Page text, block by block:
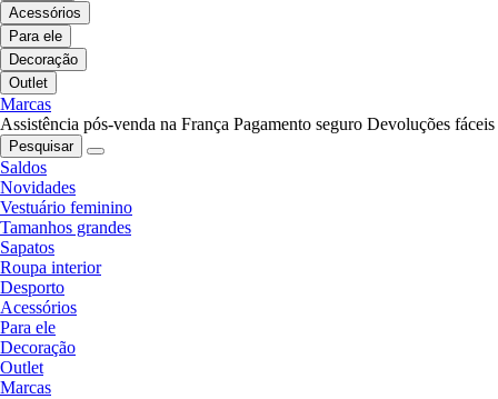
Acessórios
Para ele
Decoração
Outlet
Marcas
Assistência pós-venda na França Pagamento seguro Devoluções fáceis
Pesquisar
Saldos
Novidades
Vestuário feminino
Tamanhos grandes
Sapatos
Roupa interior
Desporto
Acessórios
Para ele
Decoração
Outlet
Marcas